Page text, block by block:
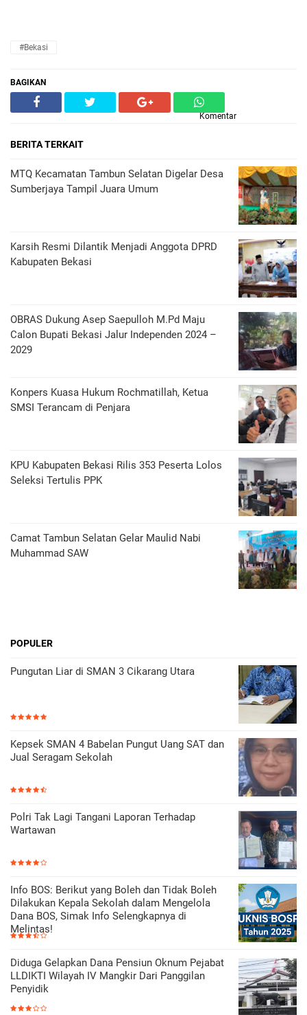
#Bekasi
BAGIKAN
Komentar
BERITA TERKAIT
MTQ Kecamatan Tambun Selatan Digelar Desa
Sumberjaya Tampil Juara Umum
Karsih Resmi Dilantik Menjadi Anggota DPRD
Kabupaten Bekasi
OBRAS Dukung Asep Saepulloh M.Pd Maju
Calon Bupati Bekasi Jalur Independen 2024 –
2029
Konpers Kuasa Hukum Rochmatillah, Ketua
SMSI Terancam di Penjara
KPU Kabupaten Bekasi Rilis 353 Peserta Lolos
Seleksi Tertulis PPK
Camat Tambun Selatan Gelar Maulid Nabi
Muhammad SAW
POPULER
Pungutan Liar di SMAN 3 Cikarang Utara
Kepsek SMAN 4 Babelan Pungut Uang SAT dan
Jual Seragam Sekolah
Polri Tak Lagi Tangani Laporan Terhadap
Wartawan
Info BOS: Berikut yang Boleh dan Tidak Boleh
Dilakukan Kepala Sekolah dalam Mengelola
Dana BOS, Simak Info Selengkapnya di
Melintas!
Diduga Gelapkan Dana Pensiun Oknum Pejabat
LLDIKTI Wilayah IV Mangkir Dari Panggilan
Penyidik